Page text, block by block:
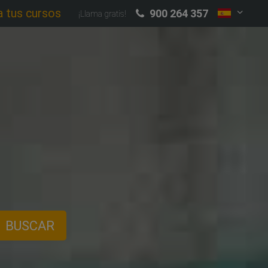
tus cursos ¡Llama gratis! 900 264 357
BUSCAR